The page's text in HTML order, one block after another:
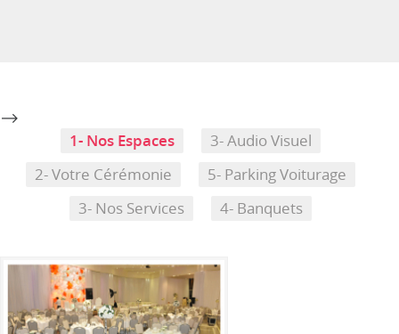
-->
1- Nos Espaces
3- Audio Visuel
2- Votre Cérémonie
5- Parking Voiturage
3- Nos Services
4- Banquets